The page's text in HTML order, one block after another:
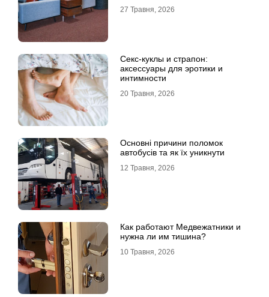
27 Травня, 2026
Секс-куклы и страпон:
аксессуары для эротики и
интимности
20 Травня, 2026
Основні причини поломок
автобусів та як їх уникнути
12 Травня, 2026
Как работают Медвежатники и
нужна ли им тишина?
10 Травня, 2026